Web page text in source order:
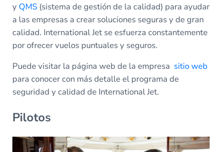
y QMS(sistema de gestión de la calidad) para ayudar
a las empresas a crear soluciones seguras y de gran
calidad. International Jet se esfuerza constantemente
por ofrecer vuelos puntuales y seguros.
Puede visitar la página web de la empresa sitio web
para conocer con más detalle el programa de
seguridad y calidad de International Jet.
Pilotos